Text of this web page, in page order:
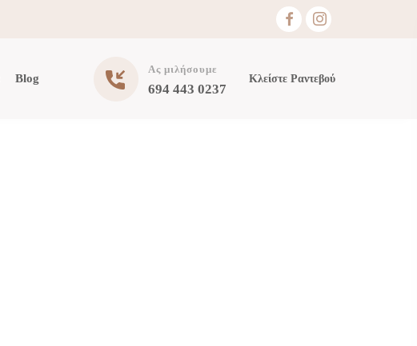
Ας μιλήσουμε
694 443 0237
Κλείστε Ραντεβού
Blog